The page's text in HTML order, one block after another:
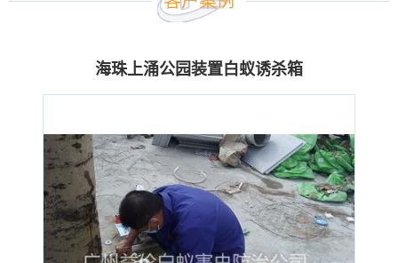
海珠上涌公园装置白蚁诱杀箱